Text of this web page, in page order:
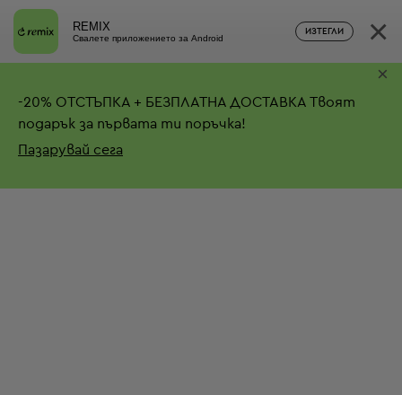
REMIX
Свалете приложението за Android
ИЗТЕГЛИ ×
-20% ОТСТЪПКА + БЕЗПЛАТНА ДОСТАВКА Твоят
подарък за първата ти поръчка!
Пазарувай сега
×